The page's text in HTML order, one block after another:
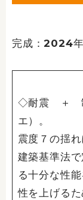
完成：2024年
◇耐震 ＋ 制
エ）。
震度７の揺
建築基準法
る十分な性
性を上げる